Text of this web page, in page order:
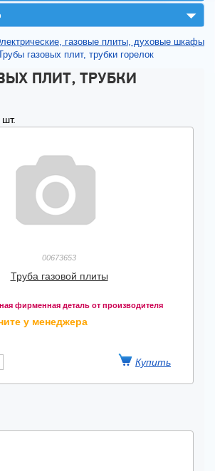
▼
газовые плиты, духовые шкафы
газовых плит, трубки горелок
ПЛИТ, ТРУБКИ
00673653
Труба газовой плиты
фирменная деталь от производителя
у менеджера